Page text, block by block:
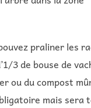
praliner les
3 de bouse de
ou du compost
mais sera